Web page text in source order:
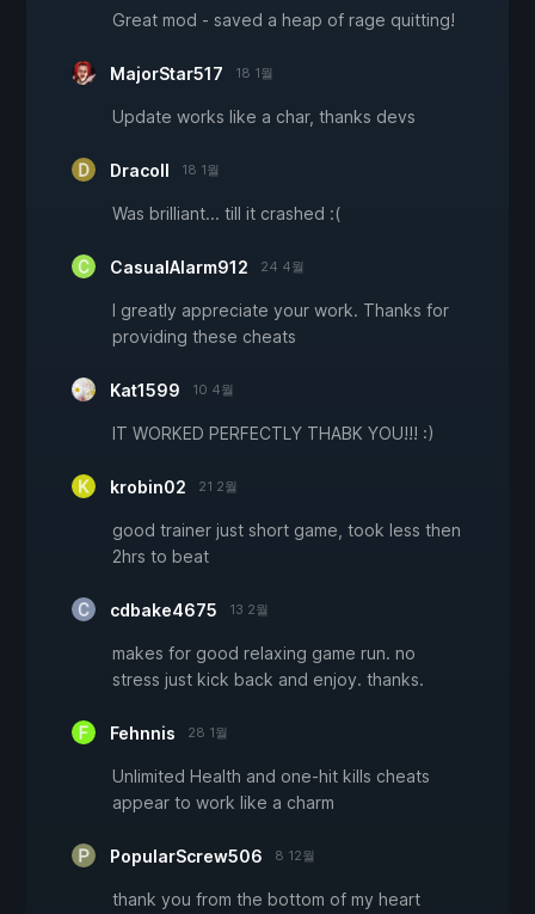
Great mod - saved a heap of rage quitting!
MajorStar517 18 1월
Update works like a char, thanks devs
Dracoll 18 1월
Was brilliant... till it crashed :(
CasualAlarm912 24 4월
I greatly appreciate your work. Thanks for
providing these cheats
Kat1599 10 4월
IT WORKED PERFECTLY THABK YOU!!! :)
krobin02 21 2월
good trainer just short game, took less then
2hrs to beat
cdbake4675 13 2월
makes for good relaxing game run. no
stress just kick back and enjoy. thanks.
Fehnnis 28 1월
Unlimited Health and one-hit kills cheats
appear to work like a charm
PopularScrew506 8 12월
thank you from the bottom of my heart